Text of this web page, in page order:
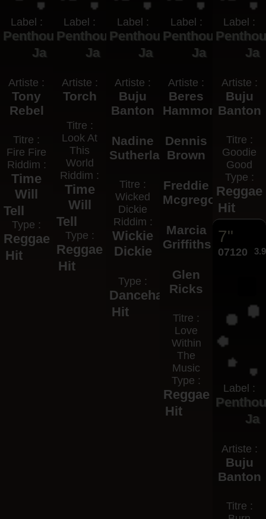
Label :
Penthouse
Ja
Artiste :
Tony
Rebel
Titre :
Fire Fire
Riddim :
Time
Will
Tell
Type :
Reggae
Hit
Label :
Penthouse
Ja
Artiste :
Torch
Titre :
Look At
This
World
Riddim :
Time
Will
Tell
Type :
Reggae
Hit
Label :
Penthouse
Ja
Artiste :
Buju
Banton
Nadine
Sutherland
Titre :
Wicked
Dickie
Riddim :
Wickie
Dickie
Type :
Dancehall
Hit
Label :
Penthouse
Ja
Artiste :
Beres
Hammond
Dennis
Brown
Freddie
Mcgregor
Marcia
Griffiths
Glen
Ricks
Titre :
Love
Within
The
Music
Type :
Reggae
Hit
Label :
Ja
Artiste :
Buju
Banton
Titre :
Goodie
Good
Type :
Reggae
Hit
7"
07120
Label :
Ja
Artiste :
Buju
Banton
Titre :